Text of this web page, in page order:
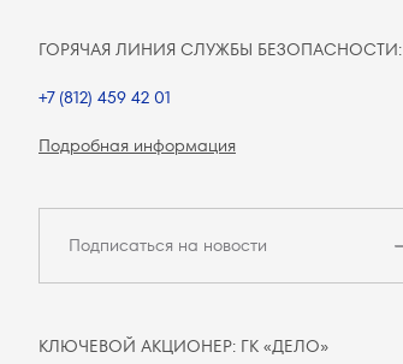
ГОРЯЧАЯ ЛИНИЯ СЛУЖБЫ БЕЗОПАСНОСТИ:
+7 (812) 459 42 01
Подробная информация
Подписаться на новости
КЛЮЧЕВОЙ АКЦИОНЕР: ГК «ДЕЛО»